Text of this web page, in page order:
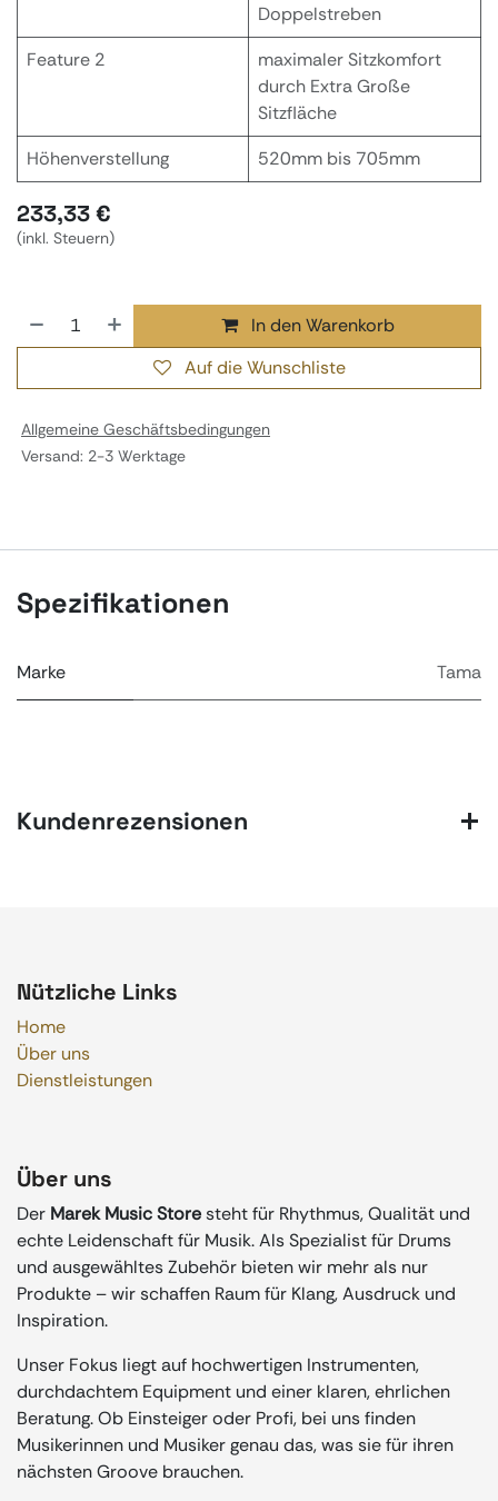
Doppelstreben
Feature 2
maximaler Sitzkomfort
durch Extra Große
Sitzfläche
Höhenverstellung
520mm bis 705mm
233,33€
(inkl. Steuern)
In den Warenkorb
Auf die Wunschliste
Allgemeine Geschäftsbedingungen
Versand: 2-3 Werktage
Spezifikationen
Marke Tama
Kundenrezensionen
Nützliche Links
Home
Über uns
Dienstleistungen
Über uns
Der Marek Music Storesteht für Rhythmus, Qualität und
echte Leidenschaft für Musik. Als Spezialist für Drums
und ausgewähltes Zubehör bieten wir mehr als nur
Produkte – wir schaffen Raum für Klang, Ausdruck und
Inspiration.
Unser Fokus liegt auf hochwertigen Instrumenten,
durchdachtem Equipment und einer klaren, ehrlichen
Beratung. Ob Einsteiger oder Profi, bei uns finden
Musikerinnen und Musiker genau das, was sie für ihren
nächsten Groove brauchen.